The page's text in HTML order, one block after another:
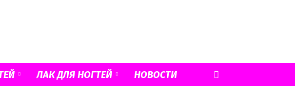
ЛАК ДЛЯ НОГТЕЙ НОВОСТИ